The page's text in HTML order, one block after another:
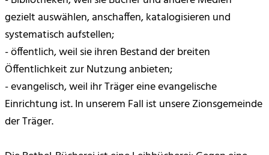
gezielt auswählen, anschaffen, katalogisieren und
systematisch aufstellen;
- öffentlich, weil sie ihren Bestand der breiten
Öffentlichkeit zur Nutzung anbieten;
- evangelisch, weil ihr Träger eine evangelische
Einrichtung ist. In unserem Fall ist unsere Zionsgemeinde
der Träger.